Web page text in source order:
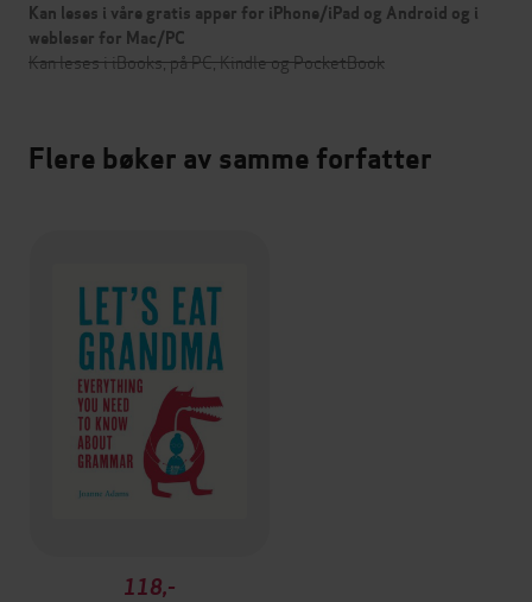
Kan leses i våre gratis apper for iPhone/iPad og Android og i
webleser for Mac/PC
Kan leses i iBooks, på PC, Kindle og PocketBook
Flere bøker av samme forfatter
118,-